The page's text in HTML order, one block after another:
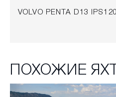
VOLVO PENTA D13
ПОХОЖИЕ